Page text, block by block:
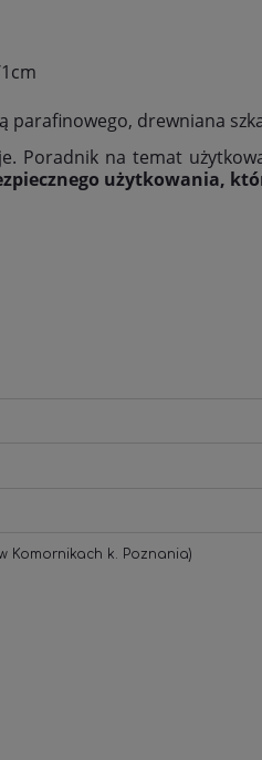
parafinowego, drewniana
Poradnik na temat
użytkowania,
Komornikach k. Poznania)